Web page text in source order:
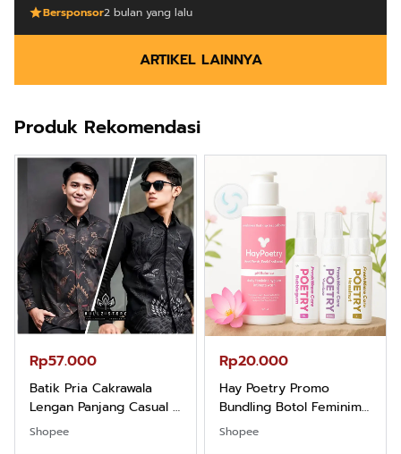
Bersponsor2 bulan yang lalu
ARTIKEL LAINNYA
Produk Rekomendasi
Rp57.000
Batik Pria Cakrawala
Lengan Panjang Casual -
Kemeja Batik Pria
Dewasa Lengan Panjang
Shopee
Rp20.000
Hay Poetry Promo
Bundling Botol Feminim
Care Perawatan
Keputihan Kewanitaan
Shopee